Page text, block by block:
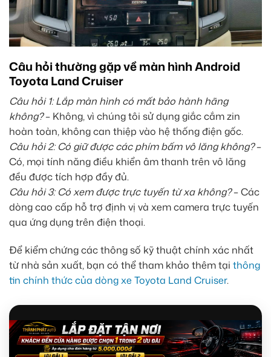
Câu hỏi thường gặp về màn hình Android
Toyota Land Cruiser
Câu hỏi 1: Lắp màn hình có mất bảo hành hãng
không?– Không, vì chúng tôi sử dụng giắc cắm zin
hoàn toàn, không can thiệp vào hệ thống điện gốc.
Câu hỏi 2: Có giữ được các phím bấm vô lăng không?–
Có, mọi tính năng điều khiển âm thanh trên vô lăng
đều được tích hợp đầy đủ.
Câu hỏi 3: Có xem được trực tuyến từ xa không?– Các
dòng cao cấp hỗ trợ định vị và xem camera trực tuyến
qua ứng dụng trên điện thoại.
Để kiểm chứng các thông số kỹ thuật chính xác nhất
từ nhà sản xuất, bạn có thể tham khảo thêm tại thông
tin chính thức của dòng xe Toyota Land Cruiser.